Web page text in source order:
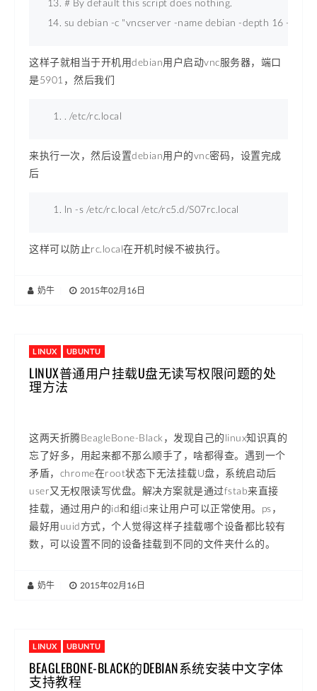
su debian -c "vncserver -name debian -depth 16 -
这样子就相当于开机用debian用户启动vnc服务器，端口
是5901，然后我们
. /etc/rc.local
来执行一次，然后设置debian用户的vnc密码，设置完成
后
ln -s /etc/rc.local /etc/rc5.d/S07rc.local
这样可以防止rc.local在开机时候不被执行。
奶牛 2015年02月16日
LINUX UBUNTU
LINUX普通用户挂载U盘无读写权限问题的处
理方法
这两天折腾BeagleBone-Black，发现自己的linux知识真的
忘了好多，用起来都不那么顺手了，啥都得查。遇到一个
矛盾，chrome在root状态下无法挂载U盘，系统启动后
user又无权限读写优盘。解决方案就是通过fstab来直接
挂载，通过用户的id和组id来让用户可以正常使用。ps，
最好用uuid方式，个人觉得这样子挂载哪个设备都比较有
数，可以设置不同的设备挂载到不同的文件夹什么的。
奶牛 2015年02月16日
LINUX UBUNTU
BEAGLEBONE-BLACK的DEBIAN系统安装中文字体
支持教程